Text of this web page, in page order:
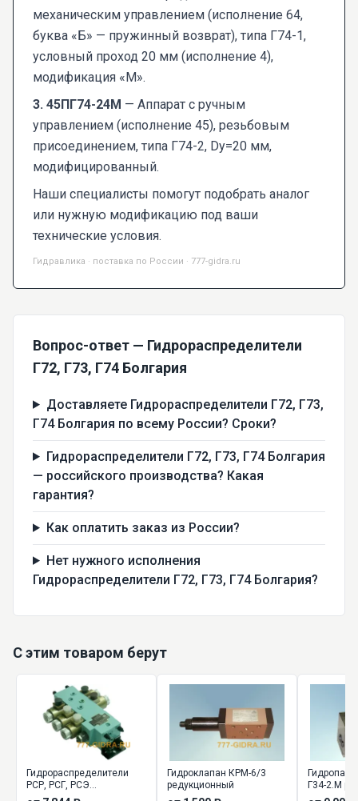
механическим управлением (исполнение 64,
буква «Б» — пружинный возврат), типа Г74-1,
условный проход 20 мм (исполнение 4),
модификация «М».
3. 45ПГ74-24М — Аппарат с ручным
управлением (исполнение 45), резьбовым
присоединением, типа Г74-2, Dy=20 мм,
модифицированный.
Наши специалисты помогут подобрать аналог
или нужную модификацию под ваши
технические условия.
Гидравлика · поставка по России · 777-gidra.ru
Вопрос-ответ — Гидрораспределители
Г72, Г73, Г74 Болгария
Доставляете Гидрораспределители Г72, Г73,
Г74 Болгария по всему России? Сроки?
Гидрораспределители Г72, Г73, Г74 Болгария
— российского производства? Какая
гарантия?
Как оплатить заказ из России?
Нет нужного исполнения
Гидрораспределители Г72, Г73, Г74 Болгария?
С этим товаром берут
Гидрораспределители
РСР, РСГ, РСЭ
секционные
Гидроклапан КРМ-6/3
редукционный
Г34-2.М